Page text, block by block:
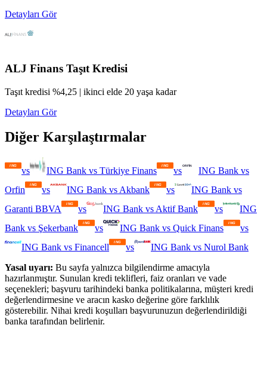
Detayları Gör
ALJ Finans Taşıt Kredisi
Taşıt kredisi %4,25 | ikinci elde 20 yaşa kadar
Detayları Gör
Diğer Karşılaştırmalar
vs ING Bank vs Türkiye Finans vs ING Bank vs
Orfin
vs ING Bank vs Akbank vs ING Bank vs
Garanti BBVA
vs ING Bank vs Aktif Bank vs
ING
Bank vs Şekerbank vs ING Bank vs Quick Finans
vs
ING Bank vs Financell vs ING Bank vs Nurol Bank
Yasal uyarı: Bu sayfa yalnızca bilgilendirme amacıyla
hazırlanmıştır. Sunulan kredi teklifleri, faiz oranları ve vade
seçenekleri; başvuru tarihindeki banka politikalarına, müşteri kredi
değerlendirmesine ve aracın kasko değerine göre farklılık
gösterebilir. Nihai kredi koşulları başvurunuzun değerlendirildiği
banka tarafından belirlenir.